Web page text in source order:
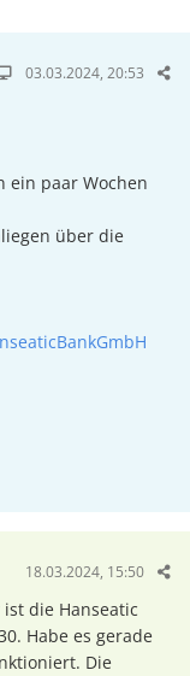
03.03.2024, 20:53
ein paar Wochen
über die
18.03.2024, 15:50
die Hanseatic
Habe es gerade
Die